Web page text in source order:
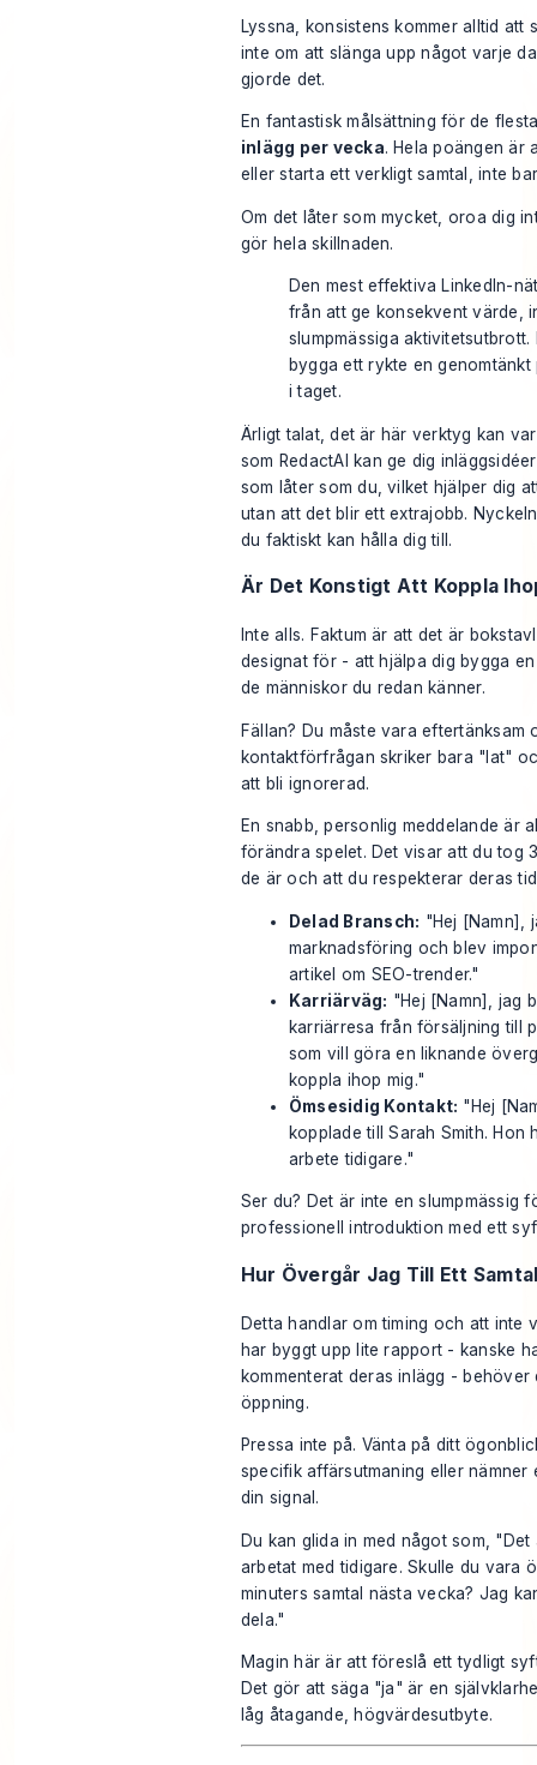
Lyssna, konsistens kommer alltid att
inte om att slänga upp något varje
gjorde det.
En fantastisk målsättning för de
inlägg per vecka. Hela poängen är
eller starta ett verkligt samtal, inte
Om det låter som mycket, oroa dig
gör hela skillnaden.
Den mest effektiva LinkedIn-
från att ge konsekvent värde,
slumpmässiga
bygga ett rykte en
i taget.
Ärligt talat, det är här verktyg kan
som RedactAI
kan ge dig
som låter som du, vilket hjälper dig
utan att det blir ett extrajobb.
du faktiskt kan hålla dig till.
Är Det Konstigt Att Koppla
Inte alls. Faktum är att det är
designat för - att hjälpa dig bygga
de människor du redan känner.
Fällan? Du måste vara eftertänksam
kontaktförfrågan skriker bara "lat"
att bli ignorerad.
En snabb, personlig meddelande är
förändra spelet. Det visar att du tog
de är och att du respekterar deras
Delad Bransch: "Hej [Namn],
marknadsföring och blev
artikel om SEO-trender."
Karriärväg: "Hej [Namn], jag
karriärresa från försäljning till
som vill göra en liknande
koppla ihop mig."
Ömsesidig Kontakt: "Hej
kopplade till Sarah Smith. Hon
arbete tidigare."
Ser du? Det är inte en slumpmässig
professionell introduktion med ett
Hur Övergår Jag Till Ett
Detta handlar om timing och att inte
har byggt upp lite rapport - kanske
kommenterat deras inlägg -
öppning.
Pressa inte på. Vänta på ditt
specifik affärsutmaning eller nämner
din signal.
Du kan glida in med något som,
arbetat med tidigare. Skulle du vara
minuters samtal nästa vecka? Jag
dela."
Magin här är att föreslå ett tydligt
Det gör att säga "ja" är en
låg åtagande, högvärdesutbyte.